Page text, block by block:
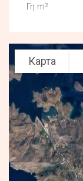
Γη m²
Карта